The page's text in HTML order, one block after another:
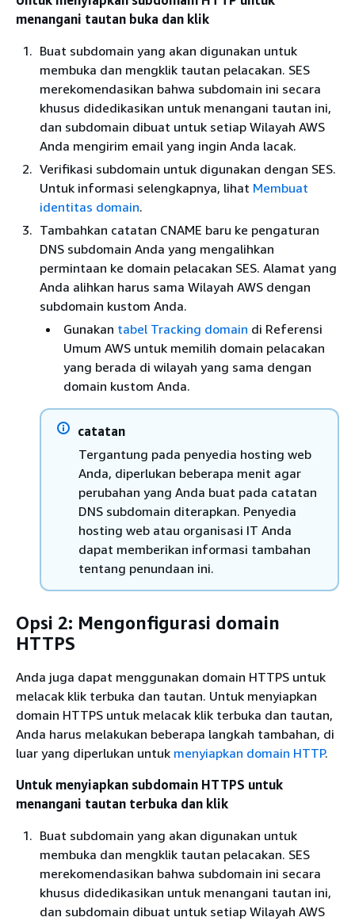
menangani tautan buka dan klik
Buat subdomain yang akan digunakan untuk
membuka dan mengklik tautan pelacakan. SES
merekomendasikan bahwa subdomain ini secara
khusus didedikasikan untuk menangani tautan ini,
dan subdomain dibuat untuk setiap Wilayah AWS
Anda mengirim email yang ingin Anda lacak.
Verifikasi subdomain untuk digunakan dengan SES.
Untuk informasi selengkapnya, lihat Membuat
identitas domain.
Tambahkan catatan CNAME baru ke pengaturan
DNS subdomain Anda yang mengalihkan
permintaan ke domain pelacakan SES. Alamat yang
Anda alihkan harus sama Wilayah AWS dengan
subdomain kustom Anda.
Gunakan tabel Tracking domain di Referensi
Umum AWS untuk memilih domain pelacakan
yang berada di wilayah yang sama dengan
domain kustom Anda.
catatan
Tergantung pada penyedia hosting web
Anda, diperlukan beberapa menit agar
perubahan yang Anda buat pada catatan
DNS subdomain diterapkan. Penyedia
hosting web atau organisasi IT Anda
dapat memberikan informasi tambahan
tentang penundaan ini.
Opsi 2: Mengonfigurasi domain
HTTPS
Anda juga dapat menggunakan domain HTTPS untuk
melacak klik terbuka dan tautan. Untuk menyiapkan
domain HTTPS untuk melacak klik terbuka dan tautan,
Anda harus melakukan beberapa langkah tambahan, di
luar yang diperlukan untuk menyiapkan domain HTTP.
Untuk menyiapkan subdomain HTTPS untuk
menangani tautan terbuka dan klik
Buat subdomain yang akan digunakan untuk
membuka dan mengklik tautan pelacakan. SES
merekomendasikan bahwa subdomain ini secara
khusus didedikasikan untuk menangani tautan ini,
dan subdomain dibuat untuk setiap Wilayah AWS